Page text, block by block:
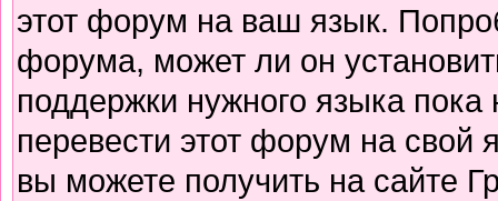
этот форум на ваш язык.
форума, может ли он
поддержки нужного языка
перевести этот форум на
вы можете получить на сайте